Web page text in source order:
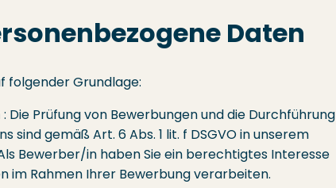
Daten
folgender Grundlage:
: Die Prüfung von Bewerbungen und die Durchführung
sind gemäß Art. 6 Abs. 1 lit. f DSGVO in unserem
Bewerber/in haben Sie ein berechtigtes Interesse
im Rahmen Ihrer Bewerbung verarbeiten.